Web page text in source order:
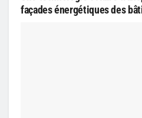
façades énergétiques des